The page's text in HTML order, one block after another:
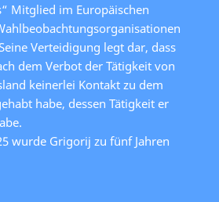
Mitglied im Europäischen
Verteidigung legt dar, dass
dem Verbot der Tätigkeit von
keinerlei Kontakt zu dem
habe, dessen Tätigkeit er
wurde Grigorij zu fünf Jahren